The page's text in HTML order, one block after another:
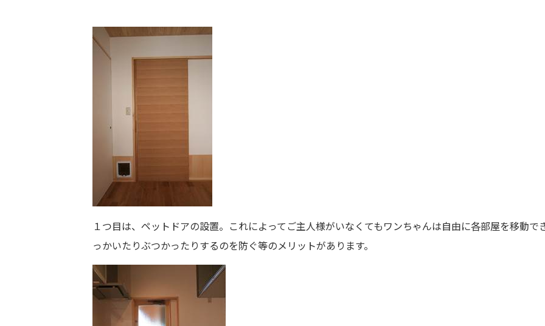
１つ目は、ペットドアの設置。これによってご主人様がいなくてもワンちゃんは自由に各部屋を移動
っかいたりぶつかったりするのを防ぐ等のメリットがあります。